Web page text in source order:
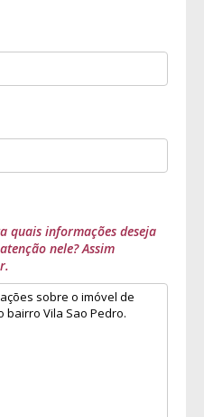
quais informações deseja
nele? Assim